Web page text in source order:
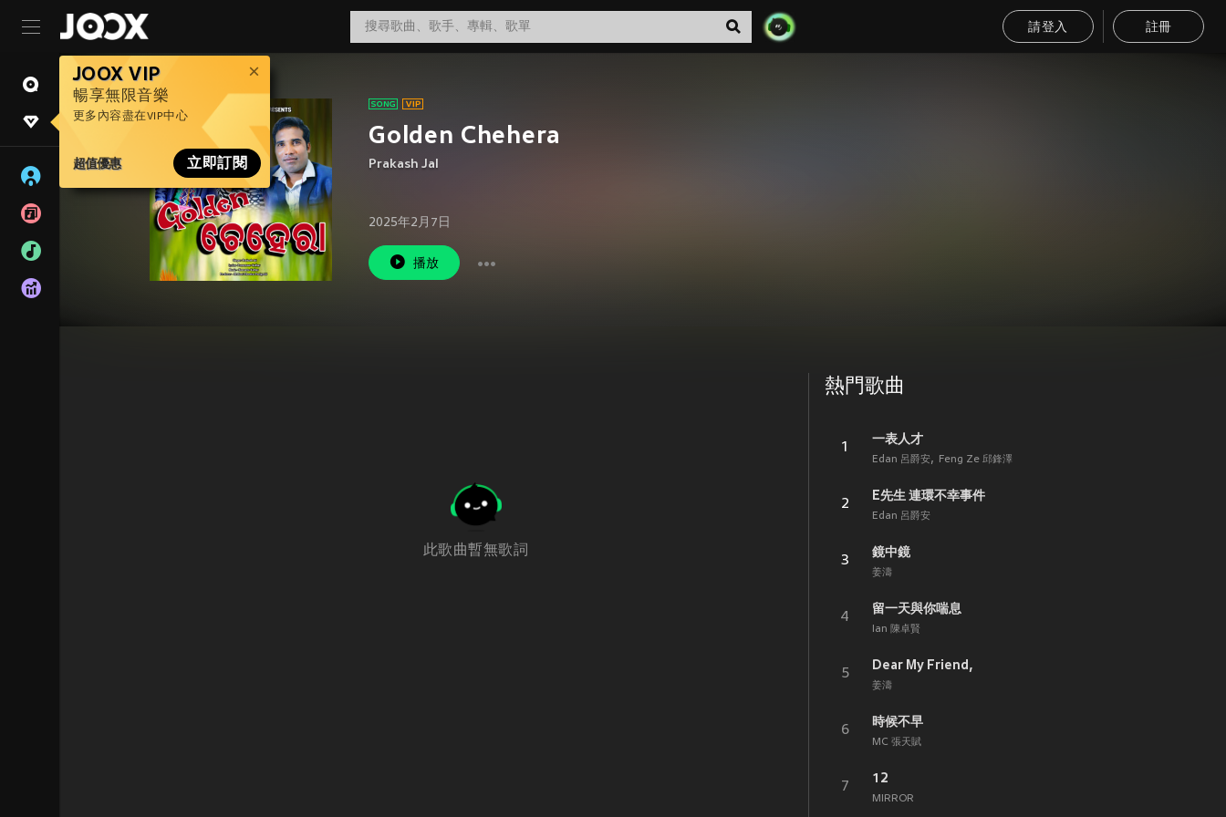
請登入 註冊
JOOX VIP
暢享無限音樂
更多內容盡在VIP中心
超值優惠 立即訂閱
Golden Chehera
Prakash Jal
2025年2月7日
播放
此歌曲暫無歌詞
熱門歌曲
1
一表人才
Edan 呂爵安 Feng Ze 邱鋒澤
2
E先生 連環不幸事件
Edan 呂爵安
3
鏡中鏡
姜濤
4
留一天與你喘息
Ian 陳卓賢
5
Dear My Friend,
姜濤
6
時候不早
MC 張天賦
7
12
MIRROR